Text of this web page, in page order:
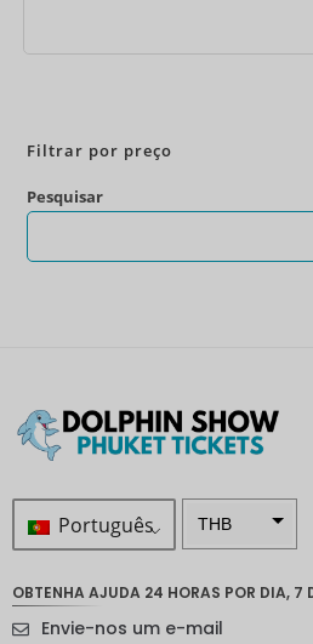
Filtrar por preço
Pesquisar
Português THB
sueca
OBTENHA AJUDA 24 HORAS POR DIA, 7
Envie-nos um e-mail